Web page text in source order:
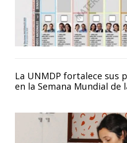
La UNMDP fortalece sus
en la Semana Mundial de